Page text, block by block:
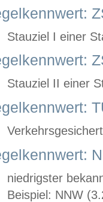
Stauziel I einer
Stauziel II einer
niedrigster
Beispiel: NNW